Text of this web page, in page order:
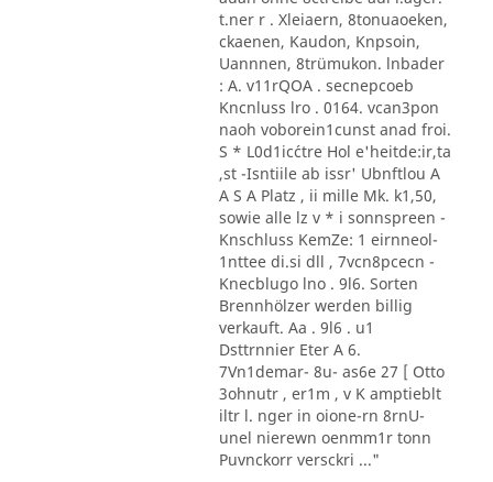
t.ner r . Xleiaern, 8tonuaoeken,
ckaenen, Kaudon, Knpsoin,
Uannnen, 8trümukon. lnbader
: A. v11rQOA . secnepcoeb
Kncnluss lro . 0164. vcan3pon
naoh voborein1cunst anad froi.
S * L0d1ic´ctre Hol e'heitde:ir,ta
,st -Isntiile ab issr' Ubnftlou A
A S A Platz , ii mille Mk. k1,50,
sowie alle lz v * i sonnspreen -
Knschluss KemZe: 1 eirnneol-
1nttee di.si dll , 7vcn8pcecn -
Knecblugo lno . 9l6. Sorten
Brennhölzer werden billig
verkauft. Aa . 9l6 . u1
Dsttrnnier Eter A 6.
7Vn1demar- 8u- as6e 27 [ Otto
3ohnutr , er1m , v K amptieblt
iltr l. nger in oione-rn 8rnU-
unel nierewn oenmm1r tonn
Puvnckorr versckri ..."